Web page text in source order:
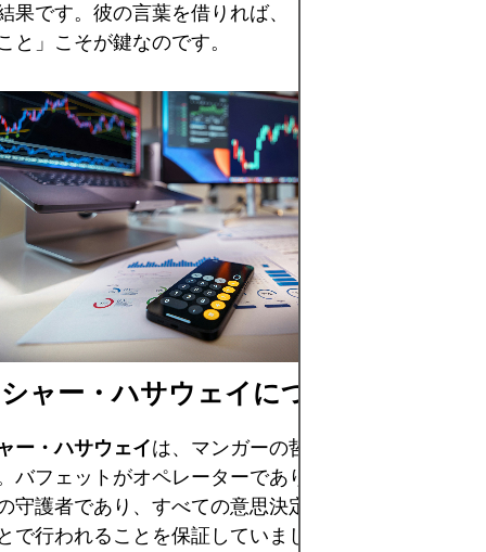
果です。彼の言葉を借りれば、「シンプルなアイデ
と」こそが鍵なのです。
ャー・ハサウェイについて
ー・ハサウェイは、マンガーの哲学を現実世界で証
バフェットがオペレーターであり語り手であったな
守護者であり、すべての意思決定が合理性・誠実さ
で行われることを保証していました。二人が築いた